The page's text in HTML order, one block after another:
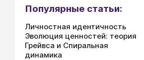
Популярные статьи:
Личностная идентичность
Эволюция ценностей: теория
Грейвса и Спиральная
динамика